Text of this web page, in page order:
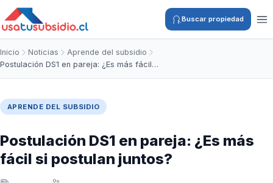
Buscar propiedad
Inicio Noticias
Aprende del subsidio
Postulación DS1 en pareja: ¿Es más fácil…
APRENDE DEL SUBSIDIO
Postulación DS1 en pareja: ¿Es más
fácil si postulan juntos?